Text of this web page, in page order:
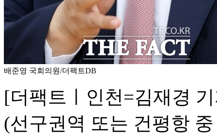
배준영 국회의원/더팩트DB
[더팩트ㅣ인천=김재경
(선구권역 또는 건평항